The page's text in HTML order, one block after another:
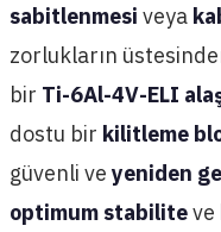
sabitlenmesi veya
zorlukların
bir Ti-6Al-4V-ELI
dostu bir kilitleme
güvenli ve yeniden
optimum stabiliteve